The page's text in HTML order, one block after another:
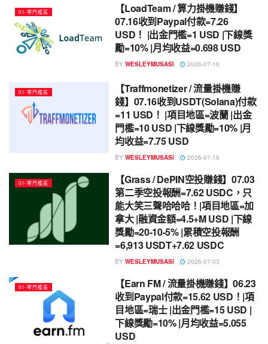
01-零門檻區
【LoadTeam / 算力掛機賺錢】
07.16收到Paypal付款=7.26
USD！ |出金門檻=1 USD |下線獎
勵=10% |月均收益=0.698 USD
BY WESLEYMUSASI 2026-07-16
01-零門檻區
【Traffmonetizer / 流量掛機賺
錢】07.16收到USDT(Solana)付款
=11 USD！ |項目地區=波蘭 |出金
門檻=10 USD |下線獎勵=10% |月
均收益=7.75 USD
BY WESLEYMUSASI 2026-07-16
01-零門檻區
【Grass / DePIN空投賺錢】07.03
第二季空投報酬=7.62 USDC，只
能大笑三聲哈哈哈！|項目地區=加
拿大 |融資金額=4.5+M USD |下線
獎勵=20-10-5% |累積空投報酬
=6,913 USDT+7.62 USDC
BY WESLEYMUSASI 2026-07-03
01-零門檻區
【Earn FM / 流量掛機賺錢】06.23
收到Paypal付款=15.62 USD！|項
目地區=瑞士 |出金門檻=15 USD |
下線獎勵=10% |月均收益=5.055
USD